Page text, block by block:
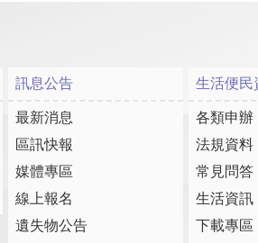
訊息公告
最新消息
區訊快報
媒體專區
線上報名
遺失物公告
生活便民
各類申辦
法規資料
常見問答
生活資訊
下載專區